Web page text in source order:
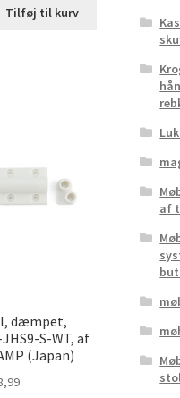
Tilføj til kurv
dæmpet,
S-WT, af
(Japan)
af